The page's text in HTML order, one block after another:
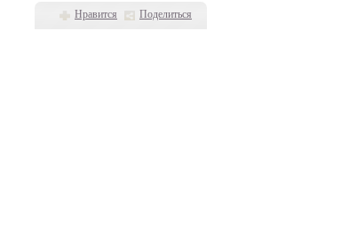
Нравится Поделиться